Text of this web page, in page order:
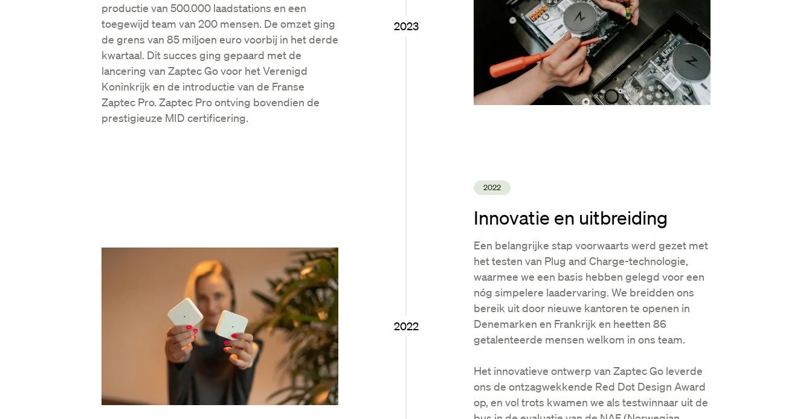
productie van 500.000 laadstations en een
toegewijd team van 200 mensen. De omzet ging
de grens van 85 miljoen euro voorbij in het derde
kwartaal. Dit succes ging gepaard met de
lancering van Zaptec Go voor het Verenigd
Koninkrijk en de introductie van de Franse
Zaptec Pro. Zaptec Pro ontving bovendien de
prestigieuze MID certificering.
2023
2022
Innovatie en uitbreiding
Een belangrijke stap voorwaarts werd gezet met
het testen van Plug and Charge-technologie,
waarmee we een basis hebben gelegd voor een
nóg simpelere laadervaring. We breidden ons
bereik uit door nieuwe kantoren te openen in
Denemarken en Frankrijk en heetten 86
getalenteerde mensen welkom in ons team.
Het innovatieve ontwerp van Zaptec Go leverde
ons de ontzagwekkende Red Dot Design Award
op, en vol trots kwamen we als testwinnaar uit de
2022